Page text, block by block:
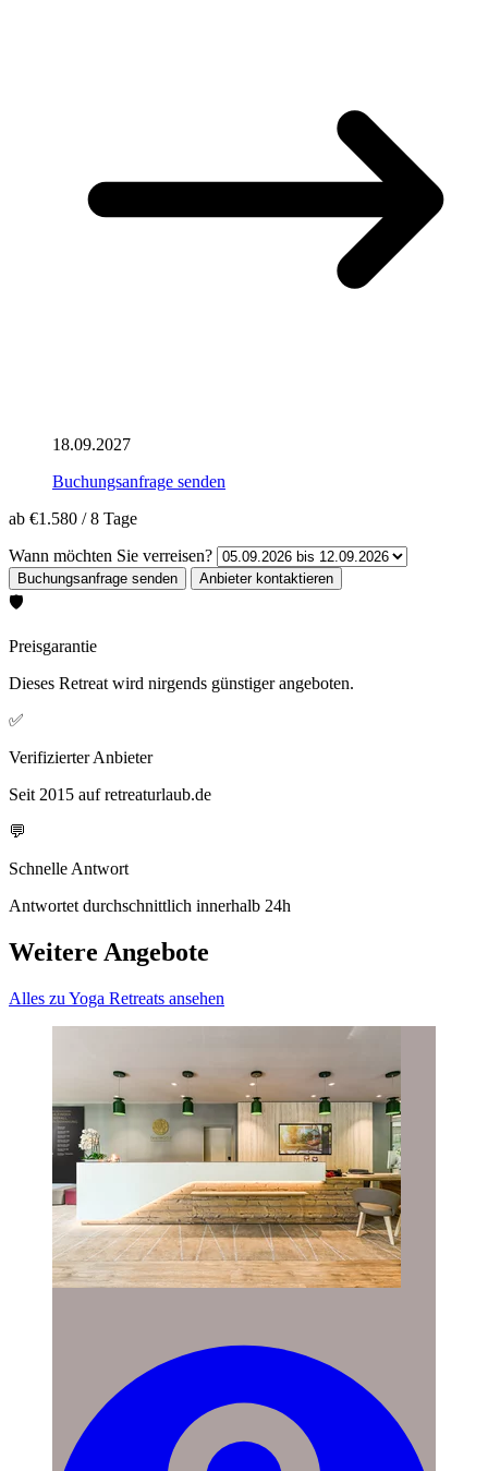
18.09.2027
Buchungsanfrage senden
ab €1.580 /8 Tage
Wann möchten Sie verreisen?
🛡️
Preisgarantie
Dieses Retreat wird nirgends günstiger angeboten.
✅
Verifizierter Anbieter
Seit 2015 auf retreaturlaub.de
💬
Schnelle Antwort
Antwortet durchschnittlich innerhalb 24h
Weitere Angebote
Alles zu Yoga Retreats ansehen